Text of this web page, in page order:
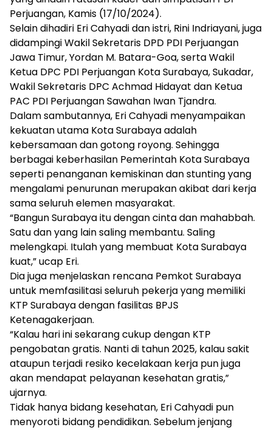
Perjuangan, Kamis (17/10/2024).
Selain dihadiri Eri Cahyadi dan istri, Rini Indriayani, juga
didampingi Wakil Sekretaris DPD PDI Perjuangan
Jawa Timur, Yordan M. Batara-Goa, serta Wakil
Ketua DPC PDI Perjuangan Kota Surabaya, Sukadar,
Wakil Sekretaris DPC Achmad Hidayat dan Ketua
PAC PDI Perjuangan Sawahan Iwan Tjandra.
Dalam sambutannya, Eri Cahyadi menyampaikan
kekuatan utama Kota Surabaya adalah
kebersamaan dan gotong royong. Sehingga
berbagai keberhasilan Pemerintah Kota Surabaya
seperti penanganan kemiskinan dan stunting yang
mengalami penurunan merupakan akibat dari kerja
sama seluruh elemen masyarakat.
“Bangun Surabaya itu dengan cinta dan mahabbah.
Satu dan yang lain saling membantu. Saling
melengkapi. Itulah yang membuat Kota Surabaya
kuat,” ucap Eri.
Dia juga menjelaskan rencana Pemkot Surabaya
untuk memfasilitasi seluruh pekerja yang memiliki
KTP Surabaya dengan fasilitas BPJS
Ketenagakerjaan.
“Kalau hari ini sekarang cukup dengan KTP
pengobatan gratis. Nanti di tahun 2025, kalau sakit
ataupun terjadi resiko kecelakaan kerja pun juga
akan mendapat pelayanan kesehatan gratis,”
ujarnya.
Tidak hanya bidang kesehatan, Eri Cahyadi pun
menyoroti bidang pendidikan. Sebelum jenjang